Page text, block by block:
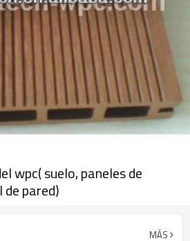
wpc( suelo, paneles de
pared)
MÁS